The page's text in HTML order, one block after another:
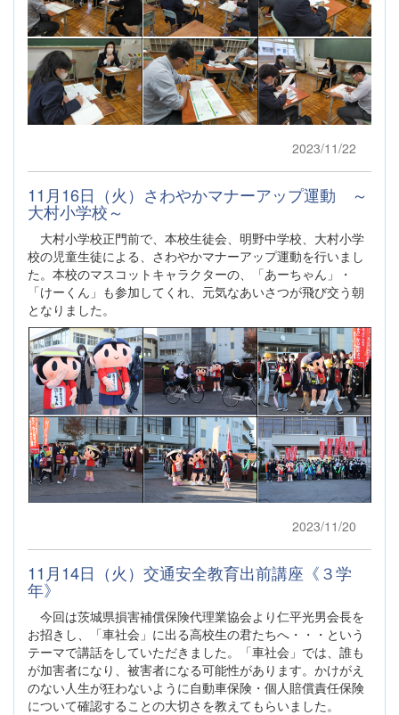
2023/11/22
11月16日（火）さわやかマナーアップ運動 ～
大村小学校～
大村小学校正門前で、本校生徒会、明野中学校、大村小学
校の児童生徒による、さわやかマナーアップ運動を行いまし
た。本校のマスコットキャラクターの、「あーちゃん」・
「けーくん」も参加してくれ、元気なあいさつが飛び交う朝
となりました。
2023/11/20
11月14日（火）交通安全教育出前講座《３学
年》
今回は茨城県損害補償保険代理業協会より仁平光男会長を
お招きし、「車社会」に出る高校生の君たちへ・・・という
テーマで講話をしていただきました。「車社会」では、誰も
が加害者になり、被害者になる可能性があります。かけがえ
のない人生が狂わないように自動車保険・個人賠償責任保険
について確認することの大切さを教えてもらいました。